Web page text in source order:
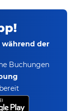
während der
Buchungen